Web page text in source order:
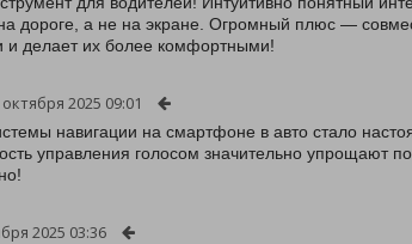
дороге, а не на экране. Огромный плюс —
и делает их более комфортными!
октября 2025 09:01
навигации на смартфоне в авто стало
управления голосом значительно упрощают
2025 03:36